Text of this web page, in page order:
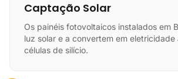
Captação Solar
Os painéis fotovoltaicos instalados em
luz solar e a convertem em
células de silício.